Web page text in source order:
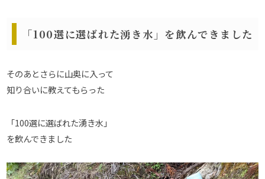
「100選に選ばれた湧き水」を飲んできました
そのあとさらに山奥に入って
知り合いに教えてもらった
「100選に選ばれた湧き水」
を飲んできました